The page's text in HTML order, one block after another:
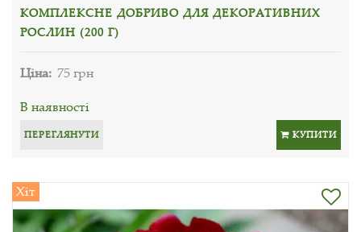
КОМПЛЕКСНЕ ДОБРИВО ДЛЯ ДЕКОРАТИВНИХ
РОСЛИН (200 Г)
Ціна: 75 грн
В наявності
ПЕРЕГЛЯНУТИ КУПИТИ
Хіт